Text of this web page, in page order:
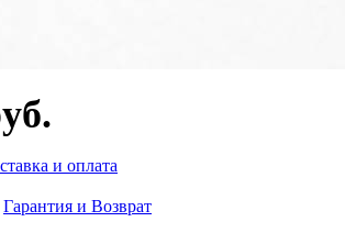
и оплата
Гарантия и Возврат